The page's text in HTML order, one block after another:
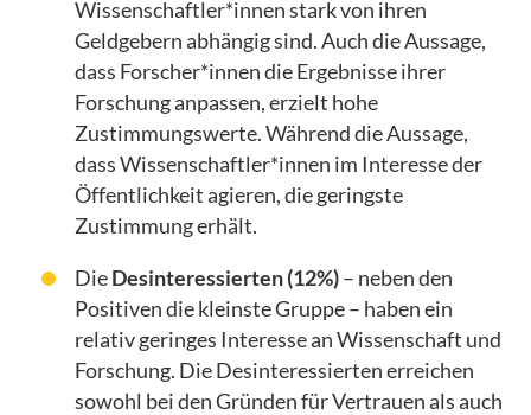
Wissenschaftler*innen stark von ihren
Geldgebern abhängig sind. Auch die Aussage,
dass Forscher*innen die Ergebnisse ihrer
Forschung anpassen, erzielt hohe
Zustimmungswerte. Während die Aussage,
dass Wissenschaftler*innen im Interesse der
Öffentlichkeit agieren, die geringste
Zustimmung erhält.
DieDesinteressierten (12%)– neben den
Positiven die kleinste Gruppe – haben ein
relativ geringes Interesse an Wissenschaft und
Forschung. Die Desinteressierten erreichen
sowohl bei den Gründen für Vertrauen als auch